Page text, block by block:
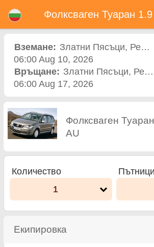
Пълно Автокаско застраховка (без депозит), неограничен пробег, безплатни
шофьори, гарантирани ниски цени за наем на коли.
Фолксваген Туаран
Вземане: Златни Пясъци, Рентал офис
06:00 Aug 10, 2026
Връщане: Златни Пясъци, Рентал офис
06:00 Aug 17, 2026
Фолксваген
AU
Количество
1
Пътници
Екипировка